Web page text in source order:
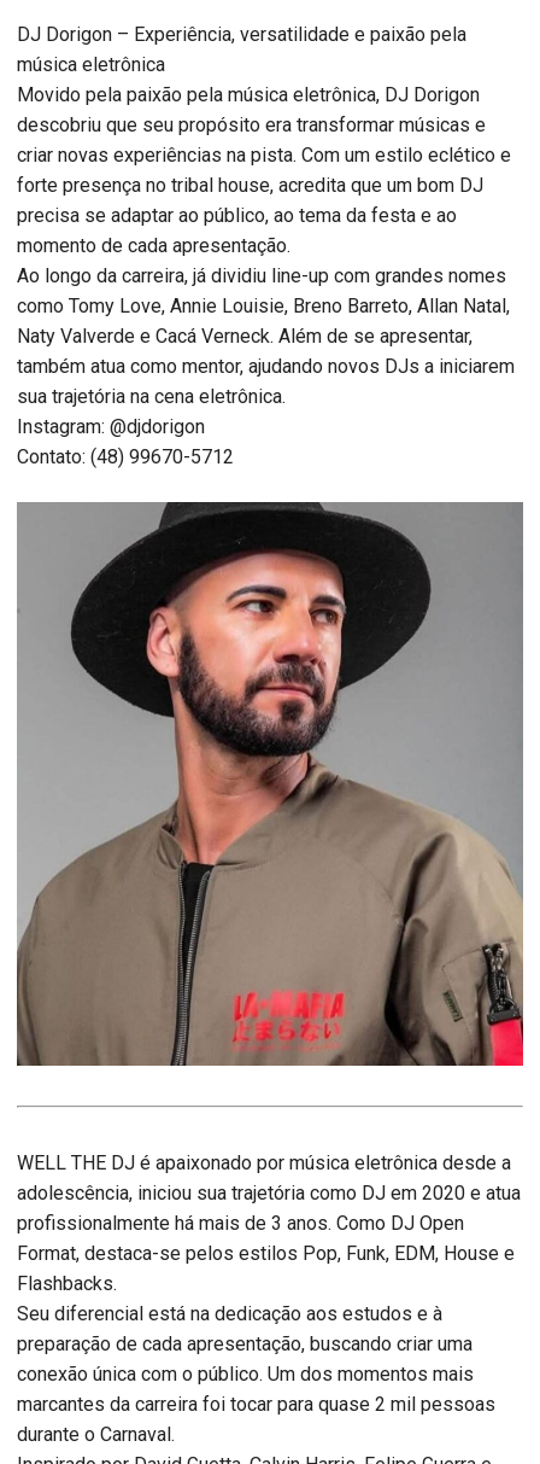
DJ Dorigon – Experiência, versatilidade e paixão pela
música eletrônica
Movido pela paixão pela música eletrônica, DJ Dorigon
descobriu que seu propósito era transformar músicas e
criar novas experiências na pista. Com um estilo eclético e
forte presença no tribal house, acredita que um bom DJ
precisa se adaptar ao público, ao tema da festa e ao
momento de cada apresentação.
Ao longo da carreira, já dividiu line-up com grandes nomes
como Tomy Love, Annie Louisie, Breno Barreto, Allan Natal,
Naty Valverde e Cacá Verneck. Além de se apresentar,
também atua como mentor, ajudando novos DJs a iniciarem
sua trajetória na cena eletrônica.
Instagram: @djdorigon
Contato: (48) 99670-5712
WELL THE DJ é apaixonado por música eletrônica desde a
adolescência, iniciou sua trajetória como DJ em 2020 e atua
profissionalmente há mais de 3 anos. Como DJ Open
Format, destaca-se pelos estilos Pop, Funk, EDM, House e
Flashbacks.
Seu diferencial está na dedicação aos estudos e à
preparação de cada apresentação, buscando criar uma
conexão única com o público. Um dos momentos mais
marcantes da carreira foi tocar para quase 2 mil pessoas
durante o Carnaval.